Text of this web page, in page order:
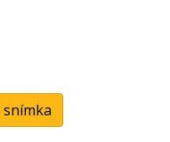
snímka